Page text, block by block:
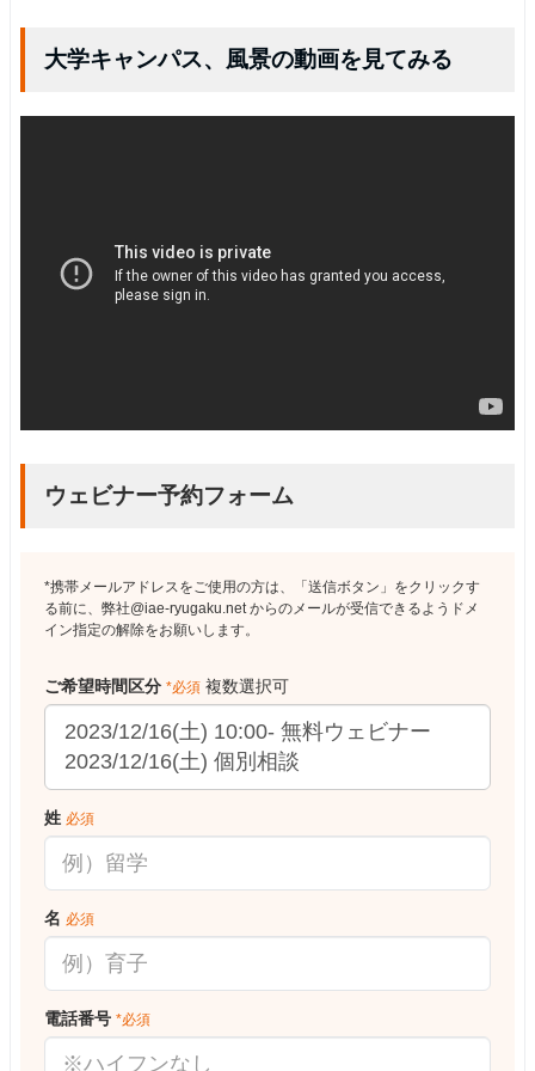
大学キャンパス、風景の動画を見てみる
ウェビナー予約フォーム
*携帯メールアドレスをご使用の方は、「送信ボタン」をクリックす
る前に、弊社@iae-ryugaku.net からのメールが受信できるようドメ
イン指定の解除をお願いします。
ご希望時間区分 *必須 複数選択可
姓 必須
名 必須
電話番号 *必須